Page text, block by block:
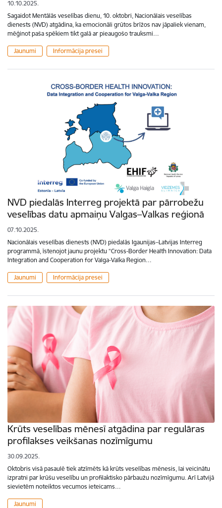
10.10.2025.
Sagaidot Mentālās veselības dienu, 10. oktobri, Nacionālais veselības
dienests (NVD) atgādina, ka emocionāli grūtos brīžos nav jāpaliek vienam,
mēģinot paša spēkiem tikt galā ar pieaugošo trauksmi…
Jaunumi Informācija presei
NVD piedalās Interreg projektā par pārrobežu
veselības datu apmaiņu Valgas–Valkas reģionā
07.10.2025.
Nacionālais veselības dienests (NVD) piedalās Igaunijas–Latvijas Interreg
programmā, īstenojot jaunu projektu “Cross-Border Health Innovation: Data
Integration and Cooperation for Valga-Valka Region…
Jaunumi Informācija presei
Krūts veselības mēnesī atgādina par regulāras
profilakses veikšanas nozīmīgumu
30.09.2025.
Oktobris visā pasaulē tiek atzīmēts kā krūts veselības mēnesis, lai veicinātu
izpratni par krūšu veselību un profilaktisko pārbaužu nozīmīgumu. Arī Latvijā
sievietēm noteiktos vecumos ieteicams…
Jaunumi